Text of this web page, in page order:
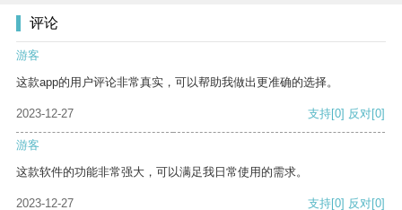
评论
游客
这款app的用户评论非常真实，可以帮助我做出更准确的选择。
2023-12-27 支持[0] 反对[0]
游客
这款软件的功能非常强大，可以满足我日常使用的需求。
2023-12-27 支持[0] 反对[0]